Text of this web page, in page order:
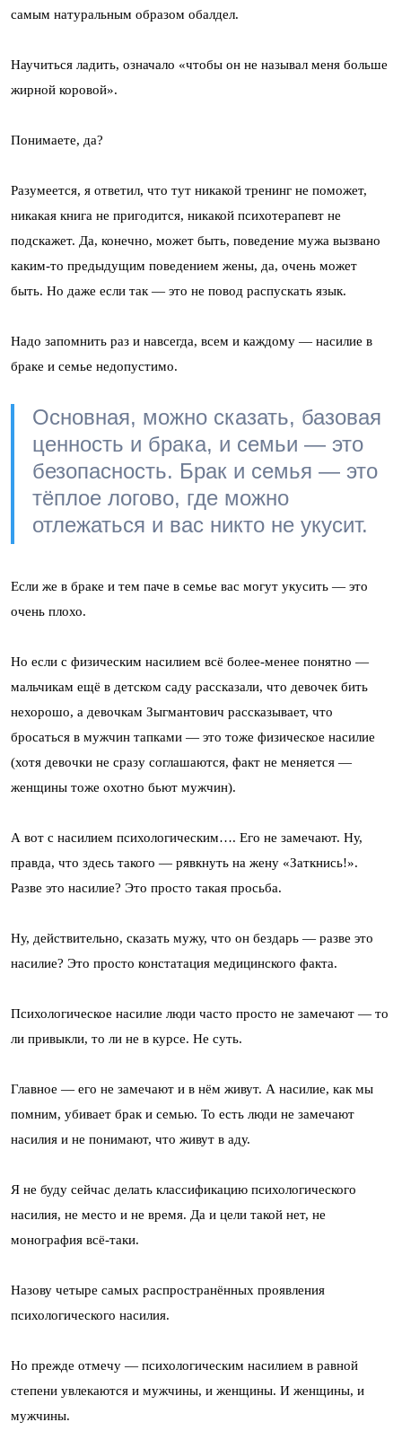
самым натуральным образом обалдел.
Научиться ладить, означало «чтобы он не называл меня больше
жирной коровой».
Понимаете, да?
Разумеется, я ответил, что тут никакой тренинг не поможет,
никакая книга не пригодится, никакой психотерапевт не
подскажет. Да, конечно, может быть, поведение мужа вызвано
каким-то предыдущим поведением жены, да, очень может
быть. Но даже если так — это не повод распускать язык.
Надо запомнить раз и навсегда, всем и каждому — насилие в
браке и семье недопустимо.
Основная, можно сказать, базовая
ценность и брака, и семьи — это
безопасность. Брак и семья — это
тёплое логово, где можно
отлежаться и вас никто не укусит.
Если же в браке и тем паче в семье вас могут укусить — это
очень плохо.
Но если с физическим насилием всё более-менее понятно —
мальчикам ещё в детском саду рассказали, что девочек бить
нехорошо, а девочкам Зыгмантович рассказывает, что
бросаться в мужчин тапками — это тоже физическое насилие
(хотя девочки не сразу соглашаются, факт не меняется —
женщины тоже охотно бьют мужчин).
А вот с насилием психологическим…. Его не замечают. Ну,
правда, что здесь такого — рявкнуть на жену «Заткнись!».
Разве это насилие? Это просто такая просьба.
Ну, действительно, сказать мужу, что он бездарь — разве это
насилие? Это просто констатация медицинского факта.
Психологическое насилие люди часто просто не замечают — то
ли привыкли, то ли не в курсе. Не суть.
Главное — его не замечают и в нём живут. А насилие, как мы
помним, убивает брак и семью. То есть люди не замечают
насилия и не понимают, что живут в аду.
Я не буду сейчас делать классификацию психологического
насилия, не место и не время. Да и цели такой нет, не
монография всё-таки.
Назову четыре самых распространённых проявления
психологического насилия.
Но прежде отмечу — психологическим насилием в равной
степени увлекаются и мужчины, и женщины. И женщины, и
мужчины.